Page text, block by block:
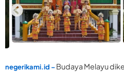
negerikami.id –Budaya Melayu